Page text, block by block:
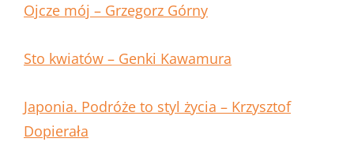
Ojcze mój – Grzegorz Górny
Sto kwiatów – Genki Kawamura
Japonia. Podróże to styl życia – Krzysztof
Dopierała